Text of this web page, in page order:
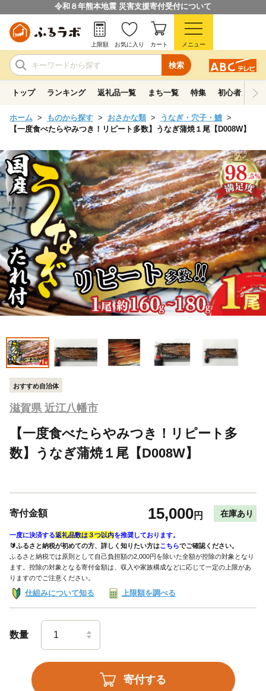
令和８年熊本地震 災害支援寄付受付について
検索
上限額 お気に入り カート メニュー
トップ ランキング 返礼品一覧 まち一覧 特集 初心者ガイド
ホーム ものから探す おさかな類
うなぎ・穴子・鱧
【一度食べたらやみつき！リピート多数】うなぎ蒲焼１尾【D008W】
おすすめ自治体
滋賀県 近江八幡市
【一度食べたらやみつき！リピート多
数】うなぎ蒲焼１尾【D008W】
寄付金額 15,000円 在庫あり
一度に決済する返礼品数は３つ以内を推奨しております。
🔰ふるさと納税が初めての方、詳しく知りたい方はこちらでご確認ください。
ふるさと納税では原則として自己負担額の2,000円を除いた全額が控除の対象となり
ます。控除の対象となる寄付金額は、収入や家族構成などに応じて一定の上限があ
りますのでご注意ください。
仕組みについて知る 上限額を調べる
数量
寄付する